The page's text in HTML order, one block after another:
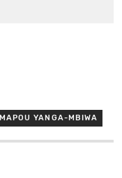
MAPOU YANGA-MBIWA